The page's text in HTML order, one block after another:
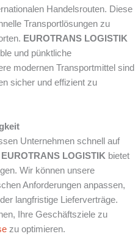
Handelsrouten. Diese
Transportlösungen zu
EUROTRANS LOGISTIK
und pünktliche
modernen Transportmittel sind
sicher und effizient zu
Unternehmen schnell auf
EUROTRANS LOGISTIK bietet
Wir können unsere
Anforderungen anpassen,
langfristige Lieferverträge.
Ihre Geschäftsziele zu
zu optimieren.